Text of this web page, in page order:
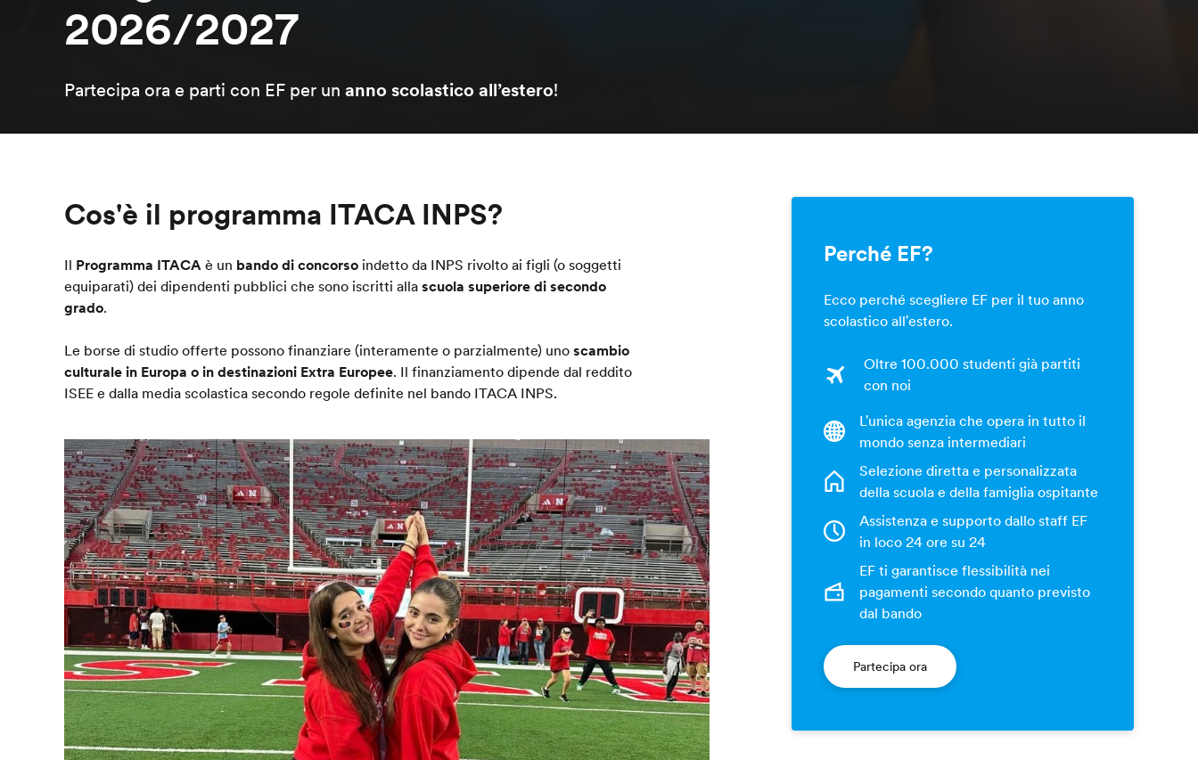
2026/2027
Partecipa ora e parti con EF per un anno scolastico all’estero!
Cos'è il programma ITACA INPS?
Il Programma ITACAè un bando di concorso indetto da INPS rivolto ai figli (o soggetti
equiparati) dei dipendenti pubblici che sono iscritti allascuola superiore di secondo
grado.
Le borse di studio offerte possono finanziare (interamente o parzialmente) unoscambio
culturale in Europa o in destinazioni Extra Europee. Il finanziamento dipende dal reddito
ISEE e dalla media scolastica secondo regole definite nel bando ITACA INPS.
Perché EF?
Ecco perché scegliere EF per il tuo anno
scolastico all'estero.
Oltre 100.000 studenti già partiti
con noi
L'unica agenzia che opera in tutto il
mondo senza intermediari
Selezione diretta e personalizzata
della scuola e della famiglia ospitante
Assistenza e supporto dallo staff EF
in loco 24 ore su 24
EF ti garantisce flessibilità nei
pagamenti secondo quanto previsto
dal bando
Partecipa ora